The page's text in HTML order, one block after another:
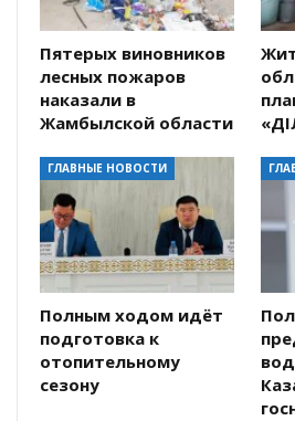
Пятерых виновников
лесных пожаров
наказали в
Жамбылской области
ГЛАВНЫЕ НОВОСТИ
Полным ходом идёт
подготовка к
отопительному
сезону